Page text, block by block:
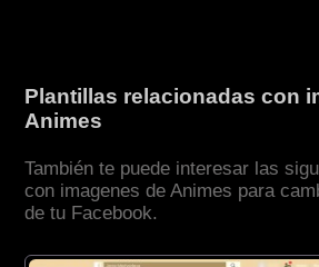
Plantillas relacionadas con
Animes
También te puede interesar las
con imagenes de Animes para
de tu Facebook.